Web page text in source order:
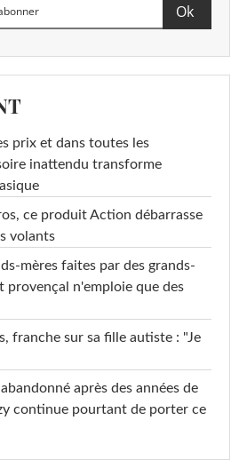
prix et dans toutes les
inattendu transforme
ce produit Action débarrasse
volants
mères faites par des grands-
provençal n'emploie que des
franche sur sa fille autiste : "Je
après des années de
continue pourtant de porter ce